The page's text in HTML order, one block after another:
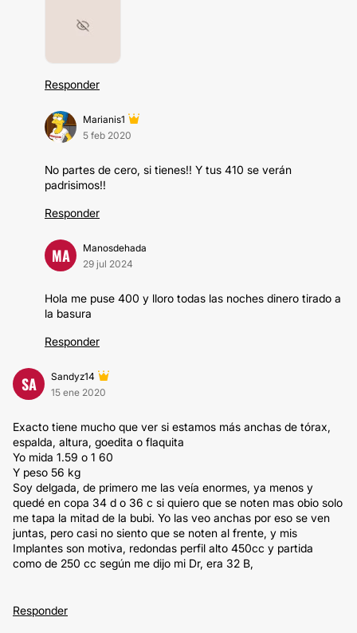
Responder
Marianis1
5 feb 2020
No partes de cero, si tienes!! Y tus 410 se verán
padrisimos!!
Responder
MA
Manosdehada
29 jul 2024
Hola me puse 400 y lloro todas las noches dinero tirado a
la basura
Responder
SA
Sandyz14
15 ene 2020
Exacto tiene mucho que ver si estamos más anchas de tórax,
espalda, altura, goedita o flaquita
Yo mida 1.59 o 1 60
Y peso 56 kg
Soy delgada, de primero me las veía enormes, ya menos y
quedé en copa 34 d o 36 c si quiero que se noten mas obio solo
me tapa la mitad de la bubi. Yo las veo anchas por eso se ven
juntas, pero casi no siento que se noten al frente, y mis
Implantes son motiva, redondas perfil alto 450cc y partida
como de 250 cc según me dijo mi Dr, era 32 B,
Responder